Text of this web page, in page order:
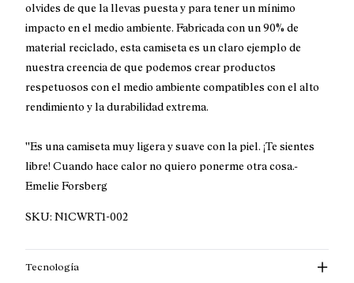
olvides de que la llevas puesta y para tener un mínimo
impacto en el medio ambiente. Fabricada con un 90% de
material reciclado, esta camiseta es un claro ejemplo de
nuestra creencia de que podemos crear productos
respetuosos con el medio ambiente compatibles con el alto
rendimiento y la durabilidad extrema.
''Es una camiseta muy ligera y suave con la piel. ¡Te sientes
libre! Cuando hace calor no quiero ponerme otra cosa.-
Emelie Forsberg
SKU: N1CWRT1-002
Tecnología